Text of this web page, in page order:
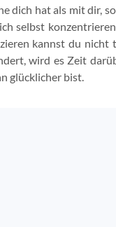
dich hat als mit dir,
selbst
kannst du nicht
wird es Zeit
glücklicher bist.